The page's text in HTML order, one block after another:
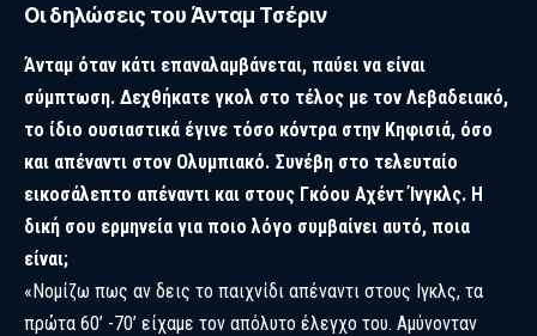
Οι δηλώσεις του Άνταμ Τσέριν
Άνταμ όταν κάτι επαναλαμβάνεται, παύει να είναι
σύμπτωση. Δεχθήκατε γκολ στο τέλος με τον Λεβαδειακό,
το ίδιο ουσιαστικά έγινε τόσο κόντρα στην Κηφισιά, όσο
και απέναντι στον Ολυμπιακό. Συνέβη στο τελευταίο
εικοσάλεπτο απέναντι και στους Γκόου Αχέντ Ίνγκλς. Η
δική σου ερμηνεία για ποιο λόγο συμβαίνει αυτό, ποια
είναι;
«Νομίζω πως αν δεις το παιχνίδι απέναντι στους Ιγκλς, τα
πρώτα 60’ -70’ είχαμε τον απόλυτο έλεγχο του. Αμύνονταν